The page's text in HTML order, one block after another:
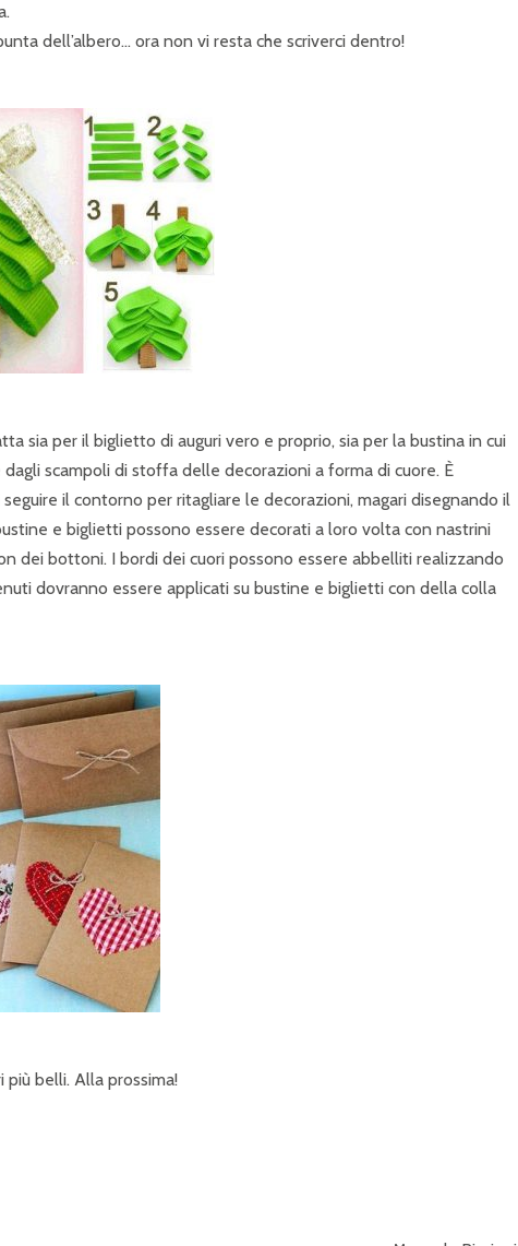
dell’albero… ora non vi resta che scriverci dentro!
sia per il biglietto di auguri vero e proprio, sia per la bustina in cui
scampoli di stoffa delle decorazioni a forma di cuore. È
il contorno per ritagliare le decorazioni, magari disegnando il
e biglietti possono essere decorati a loro volta con nastrini
dei bottoni. I bordi dei cuori possono essere abbelliti realizzando
dovranno essere applicati su bustine e biglietti con della colla
belli. Alla prossima!